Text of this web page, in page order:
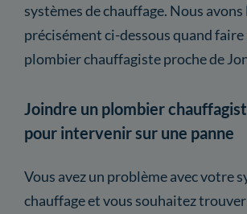
systèmes de chauffage. Nous
précisément ci-dessous quand faire
plombier chauffagiste proche de
Joindre un plombier
pour intervenir sur une panne
Vous avez un problème avec votre
chauffage et vous souhaitez